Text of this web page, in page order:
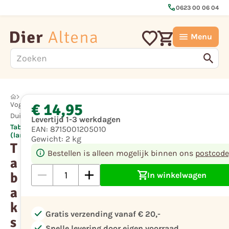
call0623 00 06 04
Menu
Vogel
Duif
Tabakstelen
(lang)
T
a
b
a
k
s
€ 14,95
Levertijd 1-3 werkdagen
EAN: 8715001205010
Gewicht: 2 kg
Bestellen is alleen mogelijk binnen ons
In winkelwagen
check Gratis verzending vanaf € 20,-